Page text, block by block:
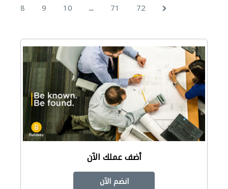
8
9 10 ... 71 72
أضف عملك الآن
انضم الآن